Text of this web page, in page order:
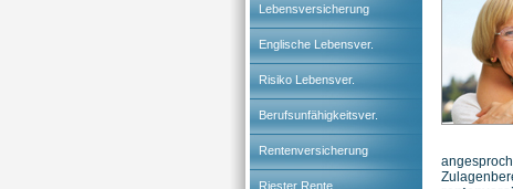
Lebensversicherung
Englische Lebensver.
Risiko Lebensver.
Berufsunfähigkeitsver.
Rentenversicherung
Riester Rente